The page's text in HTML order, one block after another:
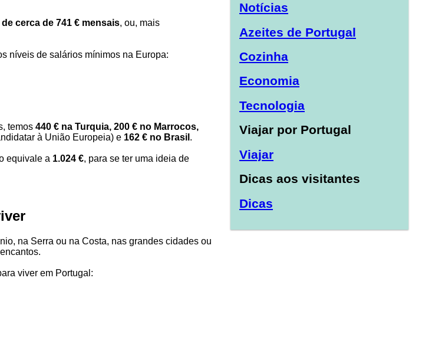
cerca de 741 € mensais, ou, mais
níveis de salários mínimos na Europa:
temos 440 € na Turquia, 200 € no Marrocos,
à União Europeia) e 162 € no Brasil .
equivale a 1.024 €, para se ter uma ideia de
na Serra ou na Costa, nas grandes cidades ou
viver em Portugal:
Notícias
Azeites de Portugal
Cozinha
Economia
Tecnologia
Viajar por Portugal
Viajar
Dicas aos visitantes
Dicas